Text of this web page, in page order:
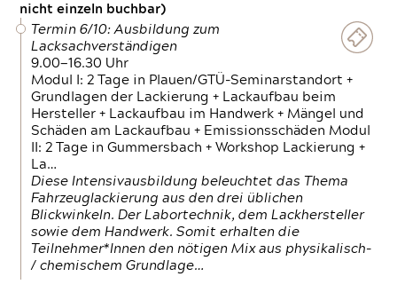
nicht einzeln buchbar)
Termin 6/10: Ausbildung zum
Lacksachverständigen
9.00—16.30 Uhr
Modul I: 2 Tage in Plauen/GTÜ-Seminarstandort +
Grundlagen der Lackierung + Lackaufbau beim
Hersteller + Lackaufbau im Handwerk + Mängel und
Schäden am Lackaufbau + Emissionsschäden Modul
II: 2 Tage in Gummersbach + Workshop Lackierung +
La…
Diese Intensivausbildung beleuchtet das Thema
Fahrzeuglackierung aus den drei üblichen
Blickwinkeln. Der Labortechnik, dem Lackhersteller
sowie dem Handwerk. Somit erhalten die
Teilnehmer*Innen den nötigen Mix aus physikalisch-
/ chemischem Grundlage…